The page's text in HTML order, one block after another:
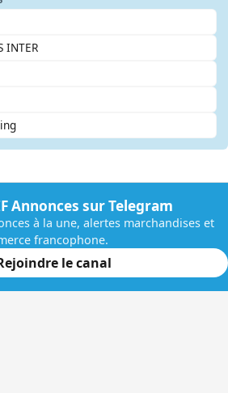
INTER
Annonces sur Telegram
à la une, alertes marchandises et
francophone.
le canal